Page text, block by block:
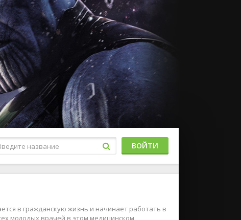
ВОЙТИ
в гражданскую жизнь и начинает работать в
молодых врачей в этом медицинском